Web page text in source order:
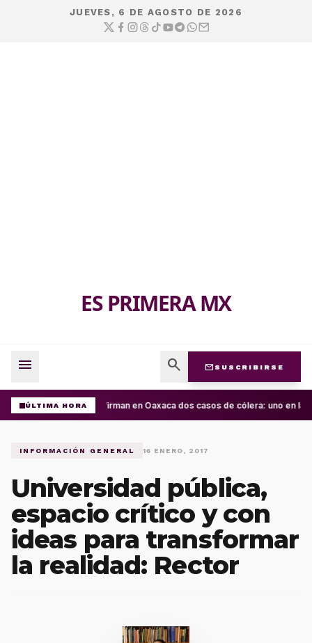
JUEVES, 6 DE AGOSTO DE 2026
ES PRIMERA MX
menu search mail SUSCRIBIRSE
ÚLTIMA HORAConfirman en Oaxaca dos casos de cólera: uno en la
INFORMACIÓN GENERAL 16 ENERO, 2017
Universidad pública,
espacio crítico y con
ideas para transformar
la realidad: Rector